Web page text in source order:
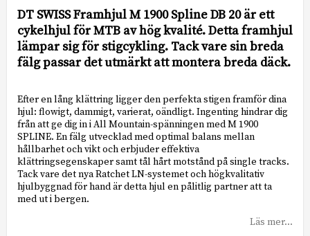
DT SWISS Framhjul M 1900 Spline DB 20 är ett
cykelhjul för MTB av hög kvalité. Detta framhjul
lämpar sig för stigcykling. Tack vare sin breda
fälg passar det utmärkt att montera breda däck.
Efter en lång klättring ligger den perfekta stigen framför dina
hjul: flowigt, dammigt, varierat, oändligt. Ingenting hindrar dig
från att ge dig in i All Mountain-spänningen med M 1900
SPLINE. En fälg utvecklad med optimal balans mellan
hållbarhet och vikt och erbjuder effektiva
klättringsegenskaper samt tål hårt motstånd på single tracks.
Tack vare det nya Ratchet LN-systemet och högkvalitativ
hjulbyggnad för hand är detta hjul en pålitlig partner att ta
med ut i bergen.
Läs mer...